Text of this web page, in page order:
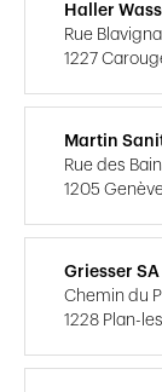
Haller
Rue
1227
Martin
Rue des
1205
Griesser
Chemin du
1228 Plan-